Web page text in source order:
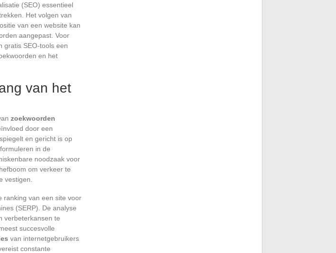
(SEO) essentieel
Het volgen van
van een website kan
aangepast. Voor
gratis SEO-tools een
en het
van het
zoekwoorden
door een
en gericht is op
in de
noodzaak voor
om verkeer te
vestigen.
ranking van een site voor
(SERP). De analyse
verbeterkansen te
succesvolle
van internetgebruikers
constante